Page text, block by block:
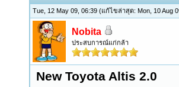
Tue, 12 May 09, 06:39(แก้ไขล่าสุด: Mon, 10 Aug
Nobita
ประสบการณ์แก่กล้า
New Toyota Altis 2.0